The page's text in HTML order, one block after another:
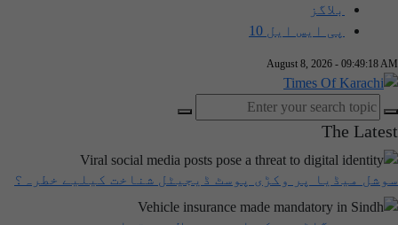
بلاگز
پی ایس ایل 10
August 8, 2026 - 09:49:19
The
میڈیا پر وکڑی پوسٹ ڈیجیٹل شناخت کیلیے خطرہ؟